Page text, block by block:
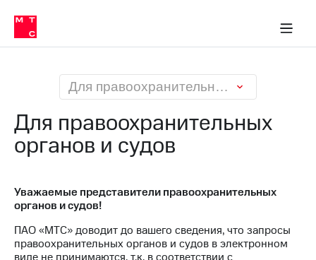
Медиа-центр
и акционерам
Устойчивое развитие
Комплаенс и деловая этика
компании
Стратегия
Карьера
История
компании
региона
информация
Карьера
в МТС
Пресс-
релизы
Для правоохранительных органов и судов
Для правоохранительных
органов и судов
Уважаемые представители правоохранительных
органов и судов!
ПАО «МТС» доводит до вашего сведения, что запросы
правоохранительных органов и судов в электронном